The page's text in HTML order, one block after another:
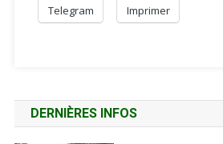
Telegram Imprimer
DERNIÈRES INFOS